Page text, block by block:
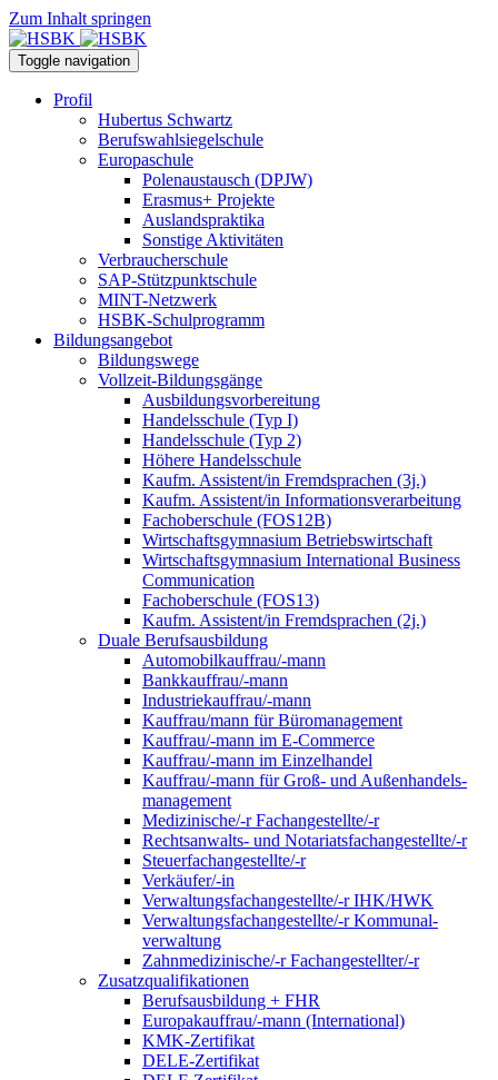
Zum Inhalt springen
Toggle navigation
Profil
Hubertus Schwartz
Berufswahlsiegelschule
Europaschule
Polenaustausch (DPJW)
Erasmus+ Projekte
Auslandspraktika
Sonstige Aktivitäten
Verbraucherschule
SAP-Stützpunktschule
MINT-Netzwerk
HSBK-Schulprogramm
Bildungsangebot
Bildungswege
Vollzeit-Bildungsgänge
Ausbildungsvorbereitung
Handelsschule (Typ I)
Handelsschule (Typ 2)
Höhere Handelsschule
Kaufm. Assistent/in­ Fremdsprachen (3j.)
Kaufm. Assistent/in Informationsverarbeitung
Fachoberschule (FOS12B)
Wirtschaftsgymnasium Betriebswirtschaft
Wirtschaftsgymnasium International Business
Communication
Fachoberschule (FOS13)
Kaufm. Assistent/in Fremdsprachen (2j.)
Duale Berufsausbildung
Automobilkauffrau/-mann
Bankkauffrau/-mann
Industriekauffrau/-mann
Kauffrau/mann für Büromanagement
Kauffrau/-mann im E-Commerce
Kauffrau/-mann im Einzelhandel
Kauffrau/-mann für Groß- und Außen­handels­
manage­ment
Medizinische/-r Fachangestellte/-r
Rechtsanwalts- und Notariatsfachangestellte/-r
Steuerfachangestellte/-r
Verkäufer/-in
Verwaltungs­fach­angestellte/-r IHK/HWK
Verwaltungsfach­angestellte/-r Kommunal­
verwaltung
Zahnmedizinische/-r Fachangestellter/-r
Zusatzqualifikationen
Berufsausbildung + FHR
Europakauffrau/-mann (International)
KMK-Zertifikat
DELE-Zertifikat